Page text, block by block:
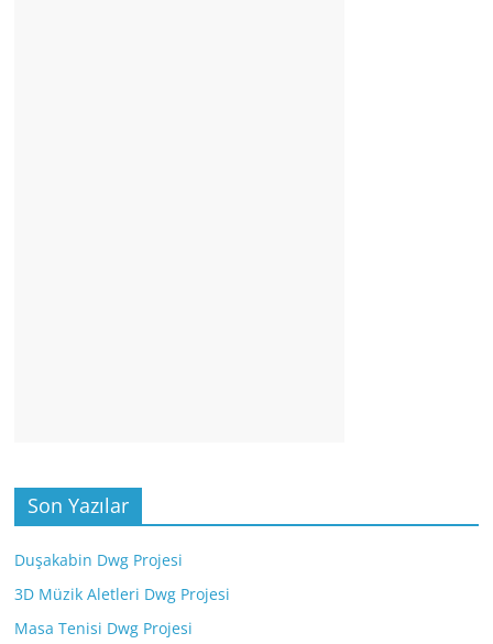
Son Yazılar
Duşakabin Dwg Projesi
3D Müzik Aletleri Dwg Projesi
Masa Tenisi Dwg Projesi